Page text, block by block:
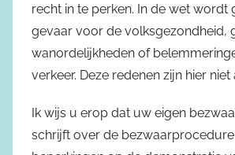
recht in te perken. In de wet wordt
gevaar voor de volksgezondheid,
wanordelijkheden of
verkeer. Deze redenen zijn hier niet
Ik wijs u erop dat uw eigen
schrijft over de